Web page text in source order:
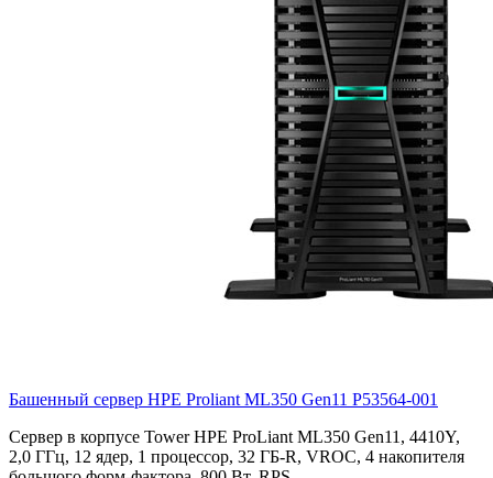
Башенный сервер HPE Proliant ML350 Gen11 P53564-001
Cервер в корпусе Tower HPE ProLiant ML350 Gen11, 4410Y,
2,0 ГГц, 12 ядер, 1 процессор, 32 ГБ-R, VROC, 4 накопителя